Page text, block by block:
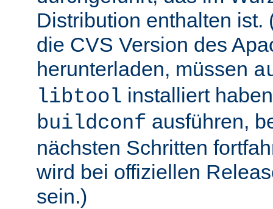
Distribution enthalten ist.
die CVS Version des
herunterladen, müssen
libtool installiert
buildconf ausführen,
nächsten Schritten
wird bei offiziellen
sein.)